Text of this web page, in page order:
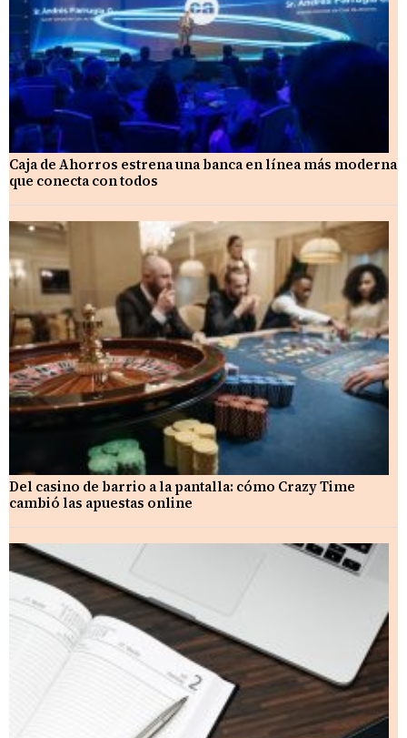
Caja de Ahorros estrena una banca en línea más moderna
que conecta con todos
Del casino de barrio a la pantalla: cómo Crazy Time
cambió las apuestas online